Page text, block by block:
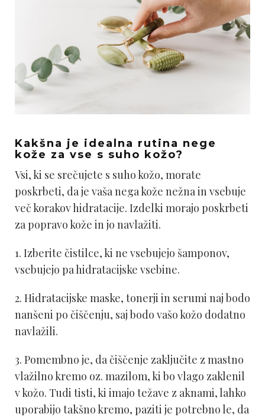
Kakšna je idealna rutina nege
kože za vse s suho kožo?
Vsi, ki se srečujete s suho kožo, morate
poskrbeti, da je vaša nega kože nežna in vsebuje
več korakov hidratacije. Izdelki morajo poskrbeti
za popravo kože in jo navlažiti.
1. Izberite čistilce, ki ne vsebujejo šamponov,
vsebujejo pa hidratacijske vsebine.
2. Hidratacijske maske, tonerji in serumi naj bodo
nanšeni po čiščenju, saj bodo vašo kožo dodatno
navlažili.
3. Pomembno je, da čiščenje zaključite z mastno
vlažilno kremo oz. mazilom, ki bo vlago zaklenil
v kožo. Tudi tisti, ki imajo težave z aknami, lahko
uporabijo takšno kremo, paziti je potrebno le, da